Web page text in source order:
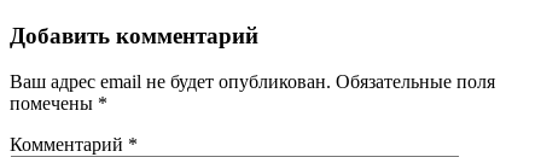
Добавить комментарий
Ваш адрес email не будет опубликован. Обязательные поля
помечены *
Комментарий *